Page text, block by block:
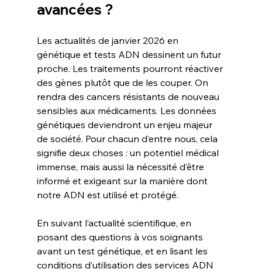
avancées ?
Les actualités de janvier 2026 en
génétique et tests ADN dessinent un futur
proche. Les traitements pourront réactiver
des gènes plutôt que de les couper. On
rendra des cancers résistants de nouveau
sensibles aux médicaments. Les données
génétiques deviendront un enjeu majeur
de société. Pour chacun d’entre nous, cela
signifie deux choses : un potentiel médical
immense, mais aussi la nécessité d’être
informé et exigeant sur la manière dont
notre ADN est utilisé et protégé.
En suivant l’actualité scientifique, en
posant des questions à vos soignants
avant un test génétique, et en lisant les
conditions d’utilisation des services ADN